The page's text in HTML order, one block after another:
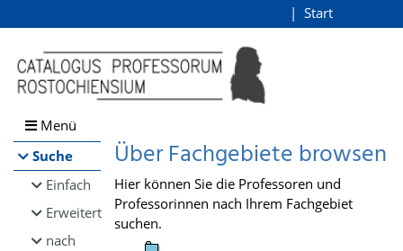
Browsen
direkt zum Inhalt
Start
Menü
Suche
Einfach
Erweitert
nach
Über Fachgebiete browsen
Hier können Sie die Professoren und
Professorinnen nach Ihrem Fachgebiet
suchen.